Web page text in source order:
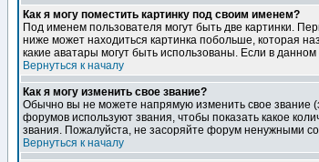
Как я могу поместить картинку под своим именем?
Под именем пользователя могут быть две картинки.
ниже может находиться картинка побольше, которая
какие аватары могут быть использованы. Если в
Вернуться к началу
Как я могу изменить свое звание?
Обычно вы не можете напрямую изменить свое звание
форумов используют звания, чтобы показать какое
звания. Пожалуйста, не засоряйте форум ненужными
Вернуться к началу